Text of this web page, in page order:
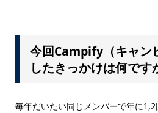
今回Campify（キャン
したきっかけは何です
毎年だいたい同じメンバーで年に